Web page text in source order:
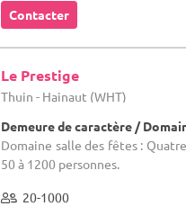
Contacter
Le Prestige
Thuin - Hainaut (WHT)
Demeure de caractère /
Domaine salle des fêtes :
50 à 1200 personnes.
20-1000